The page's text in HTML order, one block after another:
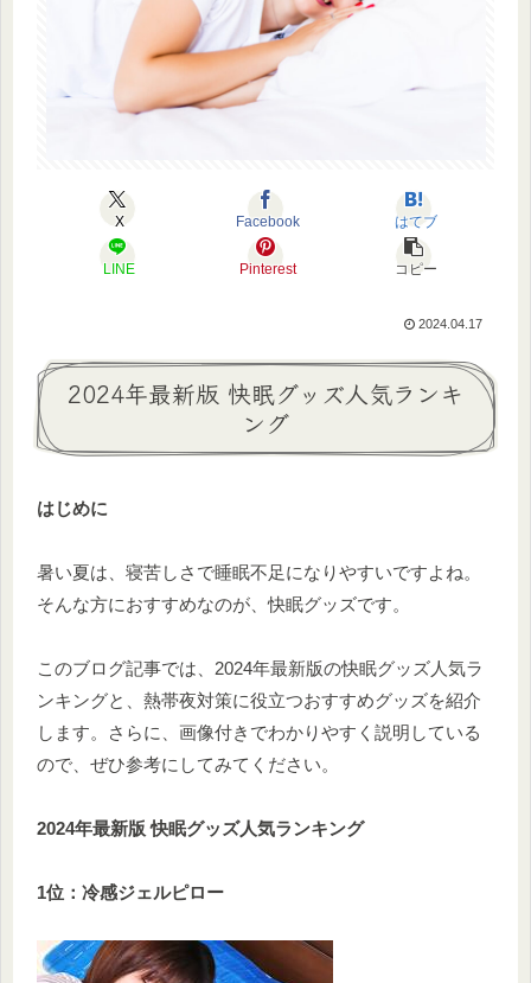
X Facebook はてブ
LINE Pinterest コピー
2024.04.17
2024年最新版 快眠グッズ人気ランキ
ング
はじめに
暑い夏は、寝苦しさで睡眠不足になりやすいですよね。
そんな方におすすめなのが、快眠グッズです。
このブログ記事では、2024年最新版の快眠グッズ人気ラ
ンキングと、熱帯夜対策に役立つおすすめグッズを紹介
します。さらに、画像付きでわかりやすく説明している
ので、ぜひ参考にしてみてください。
2024年最新版 快眠グッズ人気ランキング
1位：冷感ジェルピロー